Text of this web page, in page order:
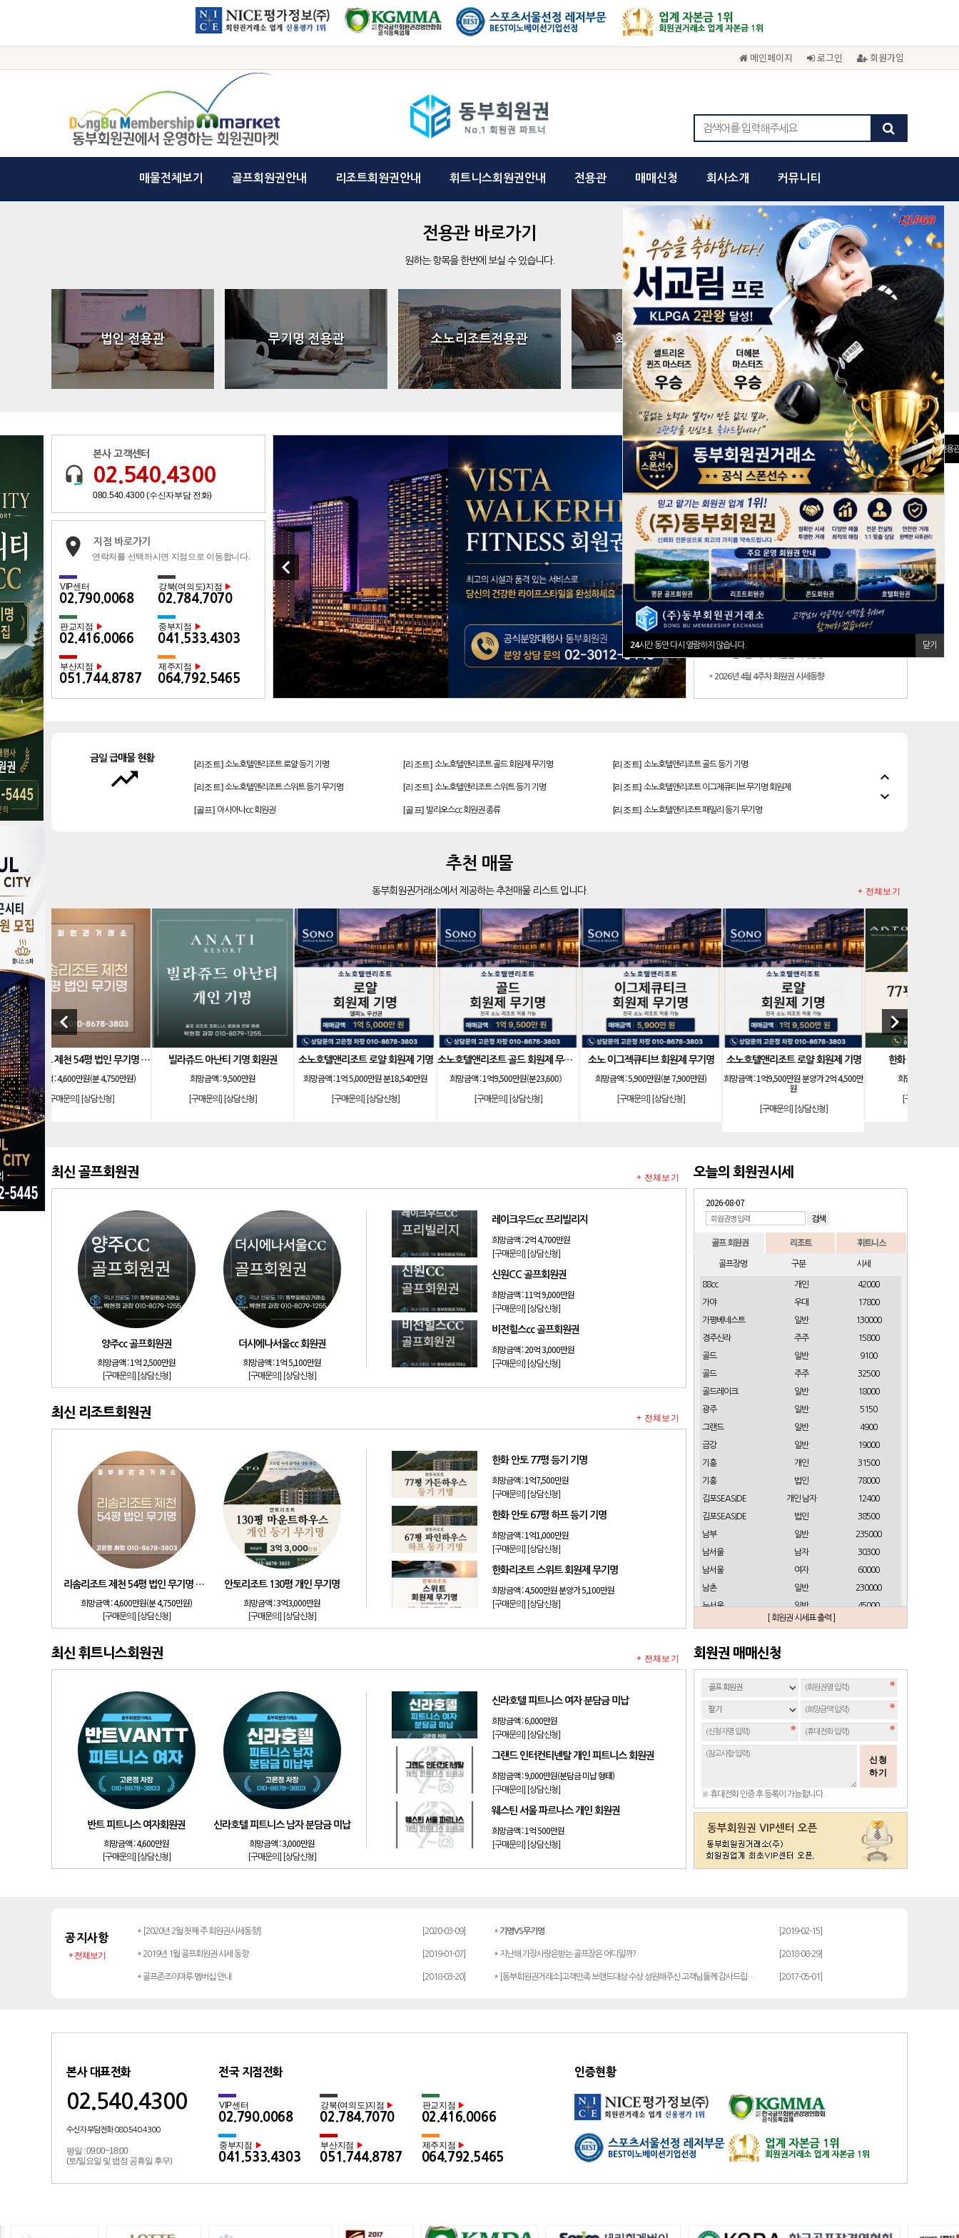
메인페이지 로그인 회원가입
매물전체보기 골프회원권안내 리조트회원권안내 휘트니스회원권안내 전용관 매매신청 회사소개 커뮤니티
24시간 동안 다시 열람하지 않습니다. 닫기
전용관 바로가기
원하는 항목을 한번에 보실 수 있습니다.
법인 전용관 무기명 전용관 소노리조트전용관 회원권 분양관 선불카드
cancel
전용
keyboard_arrow_left keyboard_arrow_right
본사 고객센터
02.540.4300
080.540.4300 (수신자부담 전화)
지점 바로가기
연락처를 선택하시면 지점으로 이동합니다.
VIP센터
02.790.0068
강북(여의도)지점 ▶
02.784.7070
판교지점 ▶
02.416.0066
중부지점 ▶
041.533.4303
부산지점 ▶
051.744.8787
제주지점 ▶
064.792.5465
ID 저장 아이디/비밀번호 찾기 [회원가입]
회원권 시세정보
*반얀트리클럽앤스파서울, 키즈시설 확충 및 신규 건물 신축 계획
* 2026년 6월 2주차 회원권 시세동향
* 2026년 5월 4주차 회원권 시세동향
*2026년 5월 3주차 회원권 시세동향
* 2026년 4월 4주차 회원권 시세동향
+ 전체보기
금일 급매물 현황
trending_up [리조트]소노호텔앤리조트 스위트 등기 무기명 [리조트] 소노호텔앤리조트 스위트 등기 기명 [리조트] 소노호텔앤리조트 이그제큐티브 무기명 회원제
[골프]아시아나cc 회원권 [골프]발리오스cc 회원권 종류 [리조트] 소노호텔앤리조트 패밀리 등기 무기명
[리조트]켄싱턴리조트 31평 등기 통합 회원권 [리조트]빌라쥬드 아난티 기명 회원권 [리조트] 안토리조트 가든하우스 77평 등기 기명
더시에나서울cc 회원권
한화 안토 77평 등기 기명 [리조트]한화 안토 67평 하프 등기 기명 [리조트]한화리조트 스위트 회원제 무기명
[리조트]소노 이그젝큐티브 회원제 무기명 [리조트]소노호텔앤리조트 로얄 회원제 기명 [리조트]소노호텔앤리조트 로얄 회원제 기명
expand_less
expand_more
추천 매물
동부회원권거래소에서 제공하는 추천매물 리스트 입니다. + 전체보기
keyboard_arrow_left
원제 기명
2억 4,500만
청]
한화 안토 77평 등기 기명
희망금액 :1억7,500만원
[구매문의]
더시에나서울cc 회원권
희망금액 : 1억 5,100만원
[구매문의]
아름다운cc 회원권
희망금액 :내용 참조(별도 문의)
[구매문의]
아시아나cc 회원권
희망금액 :9억 9,000만원
[구매문의]
켄싱턴리조트 31평 등기 통합 회원권
희망금액 :900만원
[구매문의]
소노호텔앤리조트 패밀리 등기 무기명
희망금액 :900만원
keyboard_arrow_right
최신 골프회원권
양주cc 골프회원권
희망금액 :1억 2,500만원
[구매문의] [상담신청]
더시에나서울cc 회원권
희망금액 :1억 5,100만원
[구매문의] [상담신청]
레이크우드cc 프리빌리지
희망금액 :2억 4,700만원
[구매문의] [상담신청]
신원CC 골프회원권
희망금액 :11억 9,000만원
[구매문의] [상담신청]
비전힐스cc 골프회원권
희망금액 :20억 3,000만원
[구매문의] [상담신청]
+ 전체보기
최신 리조트회원권
리솜리조트 제천 54평 법인 무기명 회원제
희망금액 :4,600만원(분 4,750만원)
[구매문의] [상담신청]
안토리조트 130평 개인 무기명
희망금액 :3억3,000만원
[구매문의] [상담신청]
한화 안토 77평 등기 기명
희망금액 :1억7,500만원
[구매문의] [상담신청]
한화 안토 67평 하프 등기 기명
희망금액 :1억1,000만원
[구매문의] [상담신청]
한화리조트 스위트 회원제 무기명
희망금액 :4,500만원 분양가 5,100만원
[구매문의] [상담신청]
+ 전체보기
최신 휘트니스회원권
반트 피트니스 여자회원권
희망금액 :4,600만원
[구매문의] [상담신청]
신라호텔 피트니스 남자 분담금 미납
희망금액 :3,000만원
[구매문의] [상담신청]
신라호텔 피트니스 여자 분담금 미납
희망금액 :6,000만원
[구매문의] [상담신청]
그랜드 인터컨티넨탈 개인 피트니스 회원권
희망금액 :9,000만원(분담금 미납 형태)
[구매문의] [상담신청]
웨스틴 서울 파르나스 개인 회원권
희망금액 :1억 500만원
[구매문의] [상담신청]
+ 전체보기
오늘의 회원권시세
2026-08-07
골프 회원권 리조트 휘트니스
골프장명 구분 시세
88cc 개인 42000
가야 우대 17800
가평베네스트 일반 130000
경주신라 주주 15800
골드 일반 9100
골드 주주 32500
골드레이크 일반 18000
광주 일반 5150
그랜드 일반 4900
금강 일반 19000
기흥 개인 31500
기흥 법인 78000
김포SEASIDE 개인 남자 12400
김포SEASIDE 법인 38500
남부 일반 235000
남서울 남자 30300
남서울 여자 60000
남촌 일반 230000
뉴서울 일반 45000
개인(분12000)
뉴스프링빌 주중개인(분3000)
뉴코리아 남자 23700
대구 일반 정회원
도고 일반
동래베네스트 17500
27500
10000
22000
렉스필드 일반 121000
일반
서원밸리 일반
송추 일반 79500
아시아나 일반
주중가족
아시아나 주중개인
아시아드 일반 48700
안성베네스트
[ 회원권 시세표 출력 ]
회원권 매매신청
신청
하기
※ 휴대전화 인증 후 등록이 가능합니다.
공지사항
* [2020년 2월 첫째 주 회원권시세동향] [2020-03-09] * 기명VS무기명 [2019-02-15]
* 2019년 1월 골프회원권 시세 동향 [2019-01-07] * 지난해 가장사랑은받는 골프장은 어디일까? [2018-08-29]
* 골프존조이마루 멤버십 안내 [2018-03-20] * [동부회원권거래소]고객만족 브랜드대상 수상 성원해주신 고객님들께 감사드립… [2017-05-01]
+ 전체보기
본사 대표전화
02.540.4300
수신자 부담전화 080.540.4300
평일 : 09:00~18:00
(토/일요일 및 법정 공휴일 후무)
전국 지점전화
VIP센터
02.790.0068
강북(여의도)지점 ▶
02.784.7070
판교지점 ▶
02.416.0066
중부지점 ▶
041.533.4303
부산지점 ▶
051.744.8787
제주지점 ▶
064.792.5465
인증현황